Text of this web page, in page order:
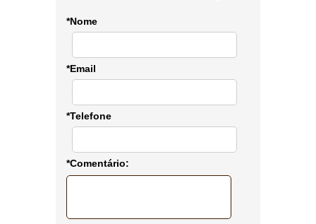
*Nome
*Email
*Telefone
*Comentário: